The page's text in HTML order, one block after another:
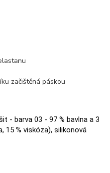
začištěná páskou
- barva 03 - 97 % bavlna a 3
15 % viskóza), silikonová